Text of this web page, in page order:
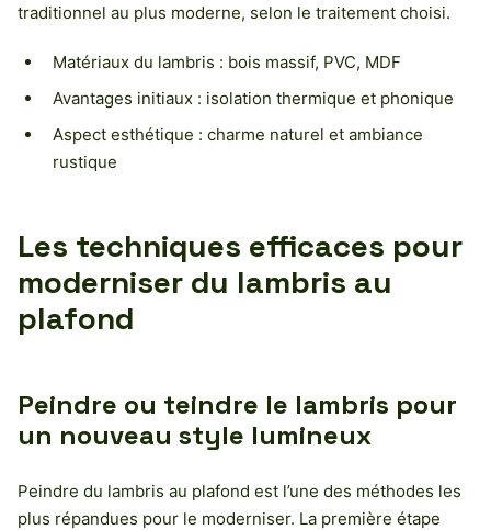
traditionnel au plus moderne, selon le traitement choisi.
Matériaux du lambris : bois massif, PVC, MDF
Avantages initiaux : isolation thermique et phonique
Aspect esthétique : charme naturel et ambiance
rustique
Les techniques efficaces pour
moderniser du lambris au
plafond
Peindre ou teindre le lambris pour
un nouveau style lumineux
Peindre du lambris au plafond est l’une des méthodes les
plus répandues pour le moderniser. La première étape